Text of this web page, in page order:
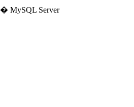
�޷����ӵ����ݿ� MySQL Server